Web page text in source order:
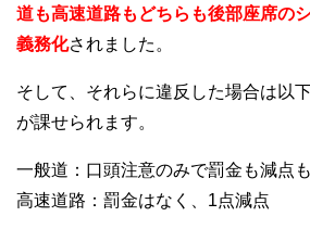
道も高速道路もどちらも後部座席の
義務化されました。
そして、それらに違反した場合は以
が課せられます。
一般道：口頭注意のみで罰金も減点
高速道路：罰金はなく、1点減点